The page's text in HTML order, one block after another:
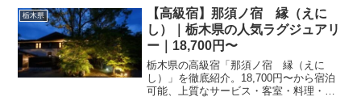
さい。
栃木県
【高級宿】那須ノ宿 縁（えに
し）｜栃木県の人気ラグジュアリ
ー｜18,700円〜
栃木県の高級宿「那須ノ宿 縁（えに
し）」を徹底紹介。18,700円〜から宿泊
可能、上質なサービス・客室・料理・レ